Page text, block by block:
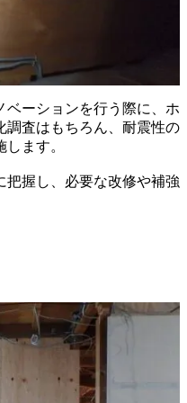
ベーションを行う際に、ホ
調査はもちろん、耐震性の
ます。
把握し、必要な改修や補強